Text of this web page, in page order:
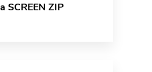
SCREEN ZIP